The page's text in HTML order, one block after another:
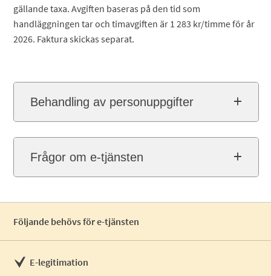
gällande taxa. Avgiften baseras på den tid som
handläggningen tar och timavgiften är 1 283 kr/timme för år
2026. Faktura skickas separat.
Behandling av personuppgifter
Frågor om e-tjänsten
Följande behövs för e-tjänsten
E-legitimation